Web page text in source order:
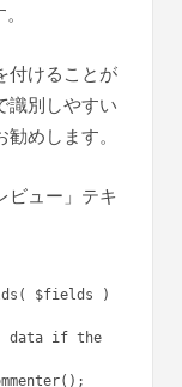
付けることが
識別しやすい
めします。
ビュー」テキ
$fields )